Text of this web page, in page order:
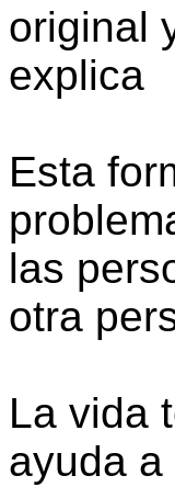
original
explica
Esta
las
otra
La vida
ayuda a